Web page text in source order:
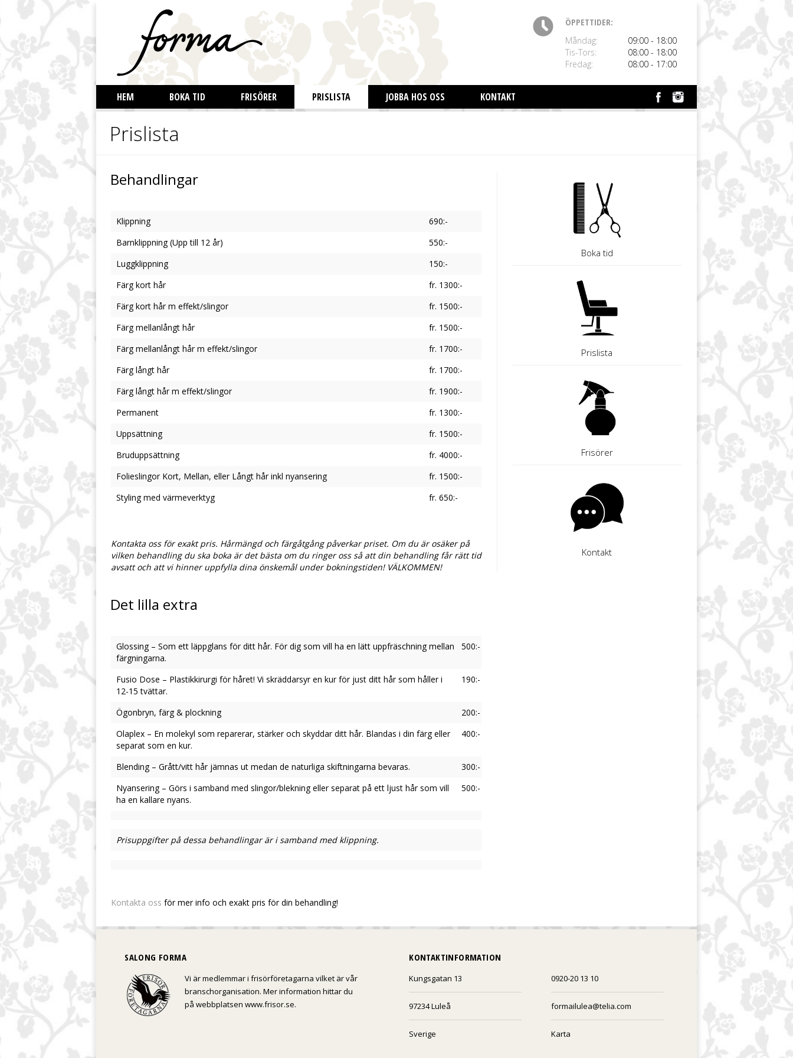
ÖPPETTIDER:
Måndag:
09:00 - 18:00
Tis-Tors:
08:00 - 18:00
Fredag:
08:00 - 17:00
HEM BOKA TID FRISÖRER PRISLISTA JOBBA HOS OSS KONTAKT
Prislista
Behandlingar
Klippning
690:-
Barnklippning (Upp till 12 år)
550:-
Luggklippning
150:-
Färg kort hår
fr. 1300:-
Färg kort hår m effekt/slingor
fr. 1500:-
Färg mellanlångt hår
fr. 1500:-
Färg mellanlångt hår m effekt/slingor
fr. 1700:-
Färg långt hår
fr. 1700:-
Färg långt hår m effekt/slingor
fr. 1900:-
Permanent
fr. 1300:-
Uppsättning
fr. 1500:-
Bruduppsättning
fr. 4000:-
Folieslingor Kort, Mellan, eller Långt hår inkl nyansering
fr. 1500:-
Styling med värmeverktyg
fr. 650:-
Kontakta oss för exakt pris. Hårmängd och färgåtgång påverkar priset. Om du är osäker på
vilken behandling du ska boka är det bästa om du ringer oss så att din behandling får rätt tid
avsatt och att vi hinner uppfylla dina önskemål under bokningstiden! VÄLKOMMEN!
Det lilla extra
Glossing – Som ett läppglans för ditt hår. För dig som vill ha en lätt uppfräschning mellan
färgningarna.
500:-
Fusio Dose – Plastikkirurgi för håret! Vi skräddarsyr en kur för just ditt hår som håller i
12-15 tvättar.
190:-
Ögonbryn, färg & plockning
200:-
Olaplex – En molekyl som reparerar, stärker och skyddar ditt hår. Blandas i din färg eller
separat som en kur.
400:-
Blending – Grått/vitt hår jämnas ut medan de naturliga skiftningarna bevaras.
300:-
Nyansering – Görs i samband med slingor/blekning eller separat på ett ljust hår som vill
ha en kallare nyans.
500:-
Prisuppgifter på dessa behandlingar är i samband med klippning.
Kontakta oss för mer info och exakt pris för din behandling!
Boka tid
Prislista
Frisörer
Kontakt
SALONG FORMA
Vi är medlemmar i frisörföretagarna vilket är vår
branschorganisation. Mer information hittar du
på webbplatsen www.frisor.se.
KONTAKTINFORMATION
Kungsgatan 13
97234 Luleå
Sverige
0920-20 13 10
formailulea@telia.com
Karta